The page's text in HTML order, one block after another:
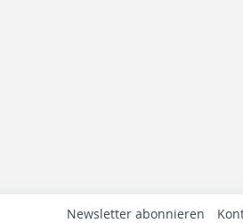
Newsletter abonnieren